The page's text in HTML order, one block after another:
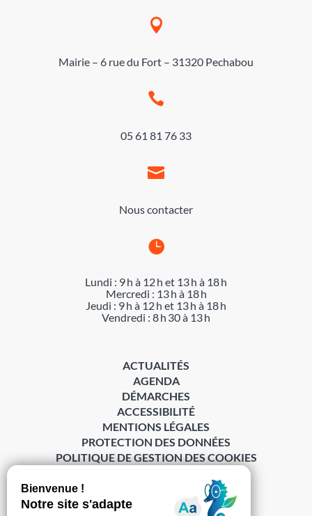

Mairie – 6 rue du Fort – 31320 Pechabou

05 61 81 76 33

Nous contacter

Lundi : 9 h à 12 h et 13 h à 18 h
Mercredi : 13 h à 18 h
Jeudi : 9 h à 12 h et 13 h à 18 h
Vendredi : 8 h 30 à 13 h
S’abonner à la Gazette ›
ACTUALITÉS
AGENDA
DÉMARCHES
ACCESSIBILITÉ
MENTIONS LÉGALES
PROTECTION DES DONNÉES
POLITIQUE DE GESTION DES COOKIES